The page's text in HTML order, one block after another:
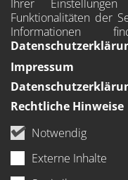
Ihrer
Funktionalitäten der
Notwendig
Externe Inhalte
Impressum
Rechtliche Hinweise